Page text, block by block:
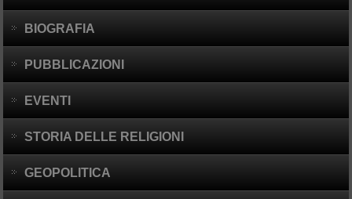
BIOGRAFIA
PUBBLICAZIONI
EVENTI
STORIA DELLE RELIGIONI
GEOPOLITICA